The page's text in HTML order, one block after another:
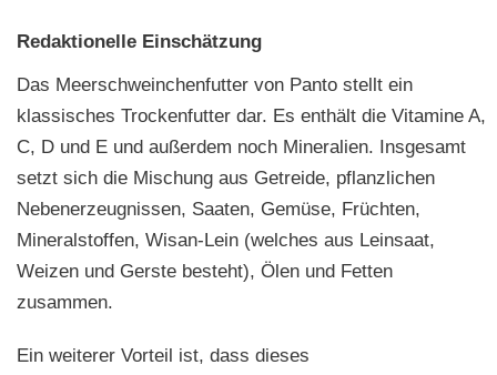
Redaktionelle Einschätzung
Das Meerschweinchenfutter von Panto stellt ein
klassisches Trockenfutter dar. Es enthält die Vitamine A,
C, D und E und außerdem noch Mineralien. Insgesamt
setzt sich die Mischung aus Getreide, pflanzlichen
Nebenerzeugnissen, Saaten, Gemüse, Früchten,
Mineralstoffen, Wisan-Lein (welches aus Leinsaat,
Weizen und Gerste besteht), Ölen und Fetten
zusammen.
Ein weiterer Vorteil ist, dass dieses